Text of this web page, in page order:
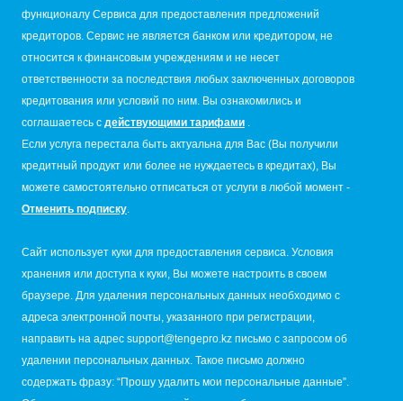
функционалу Сервиса для предоставления предложений
кредиторов. Сервис не является банком или кредитором, не
относится к финансовым учреждениям и не несет
ответственности за последствия любых заключенных договоров
кредитования или условий по ним. Вы ознакомились и
соглашаетесь с действующими тарифами
Если услуга перестала быть актуальна для Вас (Вы получили
кредитный продукт или более не нуждаетесь в кредитах), Вы
можете самостоятельно отписаться от услуги в любой момент -
Отменить подписку
Сайт использует куки для предоставления сервиса. Условия
хранения или доступа к куки, Вы можете настроить в своем
браузере. Для удаления персональных данных необходимо с
адреса электронной почты, указанного при регистрации,
направить на адрес support@tengepro.kz письмо с запросом об
удалении персональных данных. Такое письмо должно
содержать фразу: “Прошу удалить мои персональные данные”.